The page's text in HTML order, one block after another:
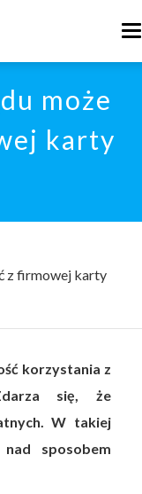
może
karty
z firmowej karty
korzystania z
się, że
W takiej
sposobem